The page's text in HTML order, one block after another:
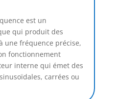
est un
qui produit des
une fréquence précise,
fonctionnement
interne qui émet des
carrées ou